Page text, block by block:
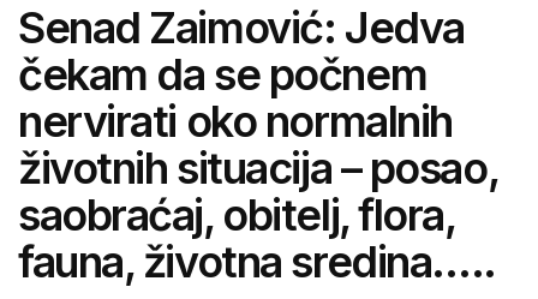
Senad Zaimović: Jedva
čekam da se počnem
nervirati oko normalnih
životnih situacija – posao,
saobraćaj, obitelj, flora,
fauna, životna sredina…..